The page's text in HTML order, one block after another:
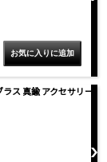
ス 真鍮 アクセサリー